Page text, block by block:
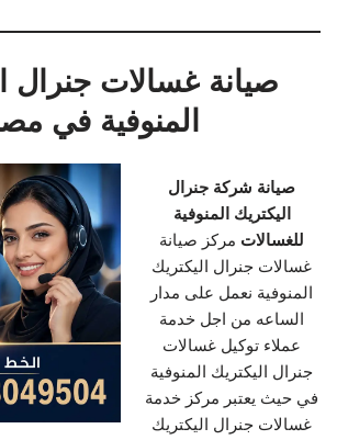
صيانة غسالات جنرال
المنوفية في
صيانة شركة جنرال
اليكتريك المنوفية
للغسالات مركز صيانة
غسالات جنرال اليكتريك
المنوفية نعمل على مدار
الساعه من اجل خدمة
عملاء توكيل غسالات
جنرال اليكتريك المنوفية
في حيث يعتبر مركز خدمة
غسالات جنرال اليكتريك